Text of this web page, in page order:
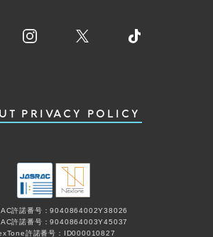
PRIVACY POLICY
許諾番号：9040864002Y38026
許諾番号：9040864003Y45037
許諾番号：ID000010827